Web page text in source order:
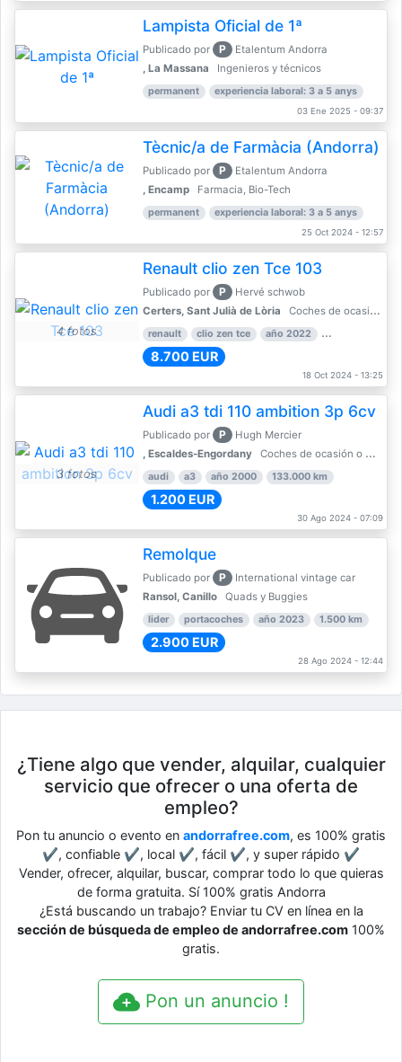
Lampista Oficial de 1ª
Publicado por P
Etalentum Andorra
, La Massana
Ingenieros y técnicos
permanent experiencia laboral: 3 a 5 anys
03 Ene 2025 - 09:37
Tècnic/a de Farmàcia (Andorra)
Publicado por P
Etalentum Andorra
, Encamp
Farmacia, Bio-Tech
permanent experiencia laboral: 3 a 5 anys
25 Oct 2024 - 12:57
4 fotos
Renault clio zen Tce 103
Publicado por P
Hervé schwob
Certers, Sant Julià de Lòria
Coches de ocasión o Nuevo
renault clio zen tce año 2022 39.000 km
8.700 EUR
18 Oct 2024 - 13:25
3 fotos
Audi a3 tdi 110 ambition 3p 6cv
Publicado por P
Hugh Mercier
, Escaldes-Engordany
Coches de ocasión o Nuevo
audi a3 año 2000 133.000 km
1.200 EUR
30 Ago 2024 - 07:09
Remolque
Publicado por P
International vintage car
Ransol, Canillo
Quads y Buggies
lider portacoches año 2023 1.500 km
2.900 EUR
28 Ago 2024 - 12:44
¿Tiene algo que vender, alquilar, cualquier
servicio que ofrecer o una oferta de
empleo?
Pon tu anuncio o evento en andorrafree.com, es 100% gratis
✔, confiable ✔, local ✔, fácil ✔, y super rápido ✔
Vender, ofrecer, alquilar, buscar, comprar todo lo que quieras
de forma gratuita. Sí 100% gratis Andorra
¿Está buscando un trabajo? Enviar tu CV en línea en la
sección de búsqueda de empleo de andorrafree.com 100%
gratis.
Pon un anuncio !